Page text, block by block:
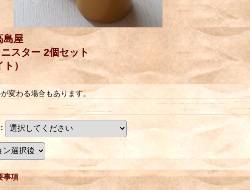
島屋
スター 2個セット
ト）
変わる場合もあります。
:
事項